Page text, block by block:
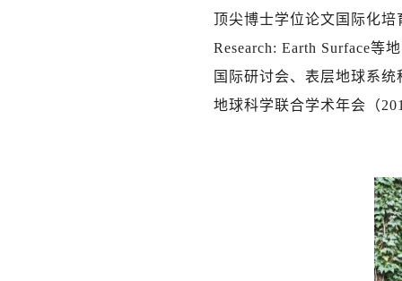
顶尖博士学位论文国际化培
Research: Earth Surface等
国际研讨会、表层地球系
地球科学联合学术年会（